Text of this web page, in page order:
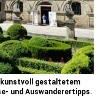
kunstvoll gestaltetem
und Auswanderertipps.